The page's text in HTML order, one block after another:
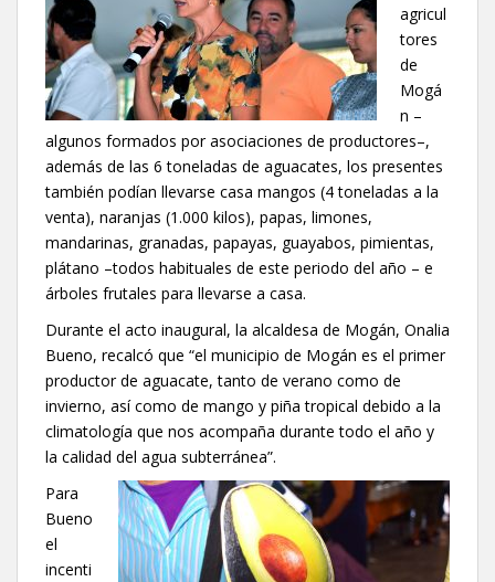
agricul
tores
de
Mogá
n –
algunos formados por asociaciones de productores–,
además de las 6 toneladas de aguacates, los presentes
también podían llevarse casa mangos (4 toneladas a la
venta), naranjas (1.000 kilos), papas, limones,
mandarinas, granadas, papayas, guayabos, pimientas,
plátano –todos habituales de este periodo del año – e
árboles frutales para llevarse a casa.
Durante el acto inaugural, la alcaldesa de Mogán, Onalia
Bueno, recalcó que “el municipio de Mogán es el primer
productor de aguacate, tanto de verano como de
invierno, así como de mango y piña tropical debido a la
climatología que nos acompaña durante todo el año y
la calidad del agua subterránea”.
Para
Bueno
el
incenti